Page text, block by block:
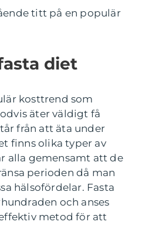
titt på en populär
diet
kosttrend som
äter väldigt få
från att äta under
finns olika typer av
alla gemensamt att de
perioden då man
hälsofördelar. Fasta
och anses
metod för att